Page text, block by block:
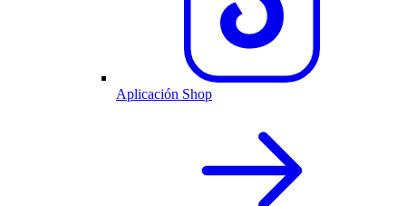
Aplicación Shop